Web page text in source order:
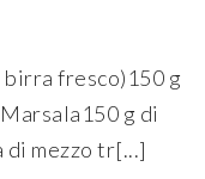
fresco)150 g
g di
mezzo tr[...]